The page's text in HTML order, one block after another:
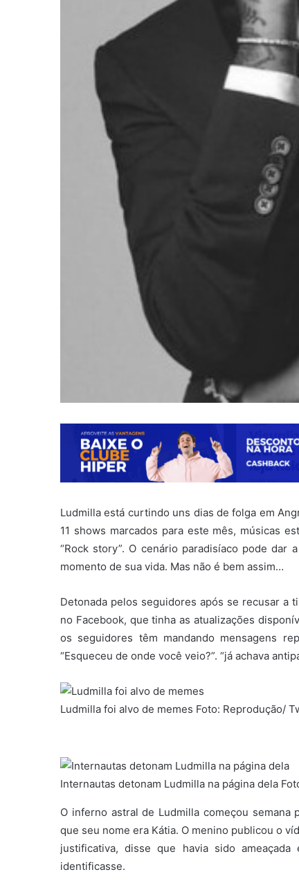
Ludmilla está curtindo uns dias de folga em
11 shows marcados para este mês, músicas
“Rock story”. O cenário paradisíaco pode
momento de sua vida. Mas não é bem assim…
Detonada pelos seguidores após se recusar a
no Facebook, que tinha as atualizações
os seguidores têm mandando mensagens
“Esqueceu de onde você veio?”. “já achava
Ludmilla foi alvo de memes Foto: Reprodução/
Internautas detonam Ludmilla na página dela
O inferno astral de Ludmilla começou semana
que seu nome era Kátia. O menino publicou o
justificativa, disse que havia sido
identificasse.